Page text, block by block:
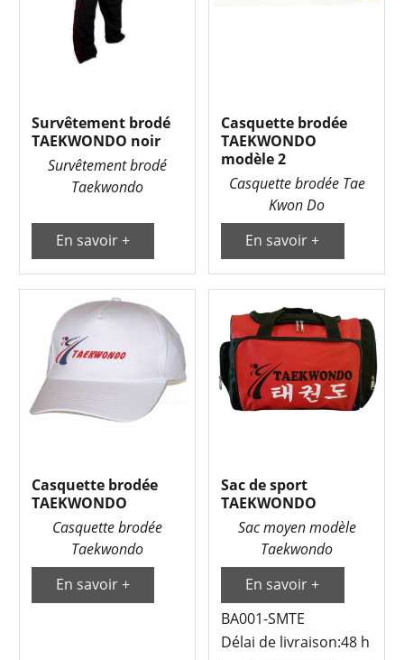
Survêtement brodé
TAEKWONDO noir
Survêtement brodé
Taekwondo
En savoir +
Casquette brodée
TAEKWONDO
modèle 2
Casquette brodée Tae
Kwon Do
En savoir +
Casquette brodée
TAEKWONDO
Casquette brodée
Taekwondo
En savoir +
Sac de sport
TAEKWONDO
Sac moyen modèle
Taekwondo
En savoir +
BA001-SMTE
Délai de livraison:48 h